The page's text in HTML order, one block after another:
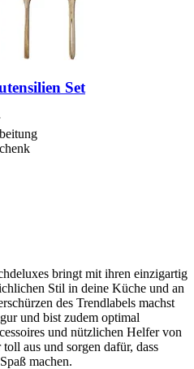
Set
bringt mit ihren einzigartig
Stil in deine Küche und an
des Trendlabels machst
und bist zudem optimal
und nützlichen Helfer von
aus und sorgen dafür, dass
machen.